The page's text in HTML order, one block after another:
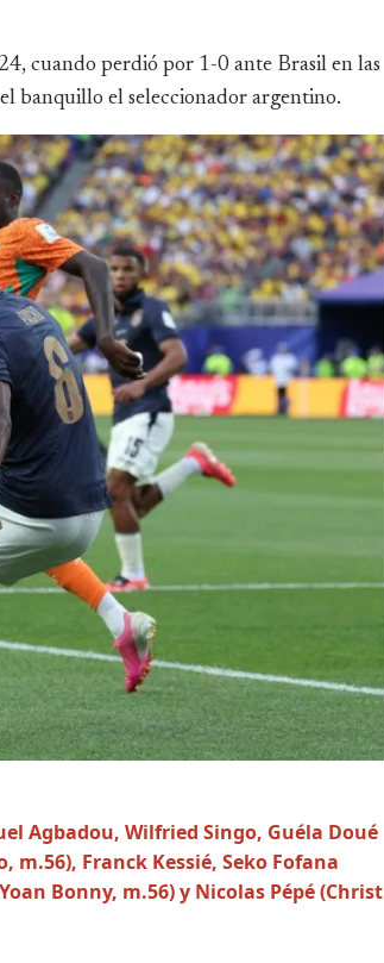
cuando perdió por 1-0 ante Brasil en las
banquillo el seleccionador argentino.
Agbadou, Wilfried Singo, Guéla Doué
Franck Kessié, Seko Fofana
Bonny, m.56) y Nicolas Pépé (Christ